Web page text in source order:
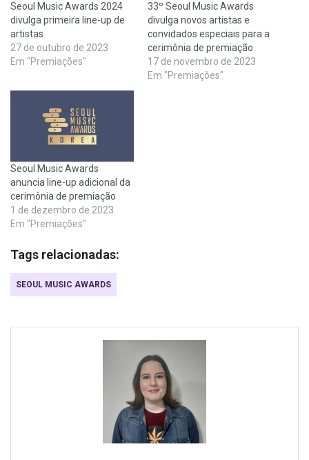
Seoul Music Awards 2024
divulga primeira line-up de
artistas
27 de outubro de 2023
Em "Premiações"
33º Seoul Music Awards
divulga novos artistas e
convidados especiais para a
cerimônia de premiação
17 de novembro de 2023
Em "Premiações"
Seoul Music Awards
anuncia line-up adicional da
cerimônia de premiação
1 de dezembro de 2023
Em "Premiações"
Tags relacionadas:
SEOUL MUSIC AWARDS